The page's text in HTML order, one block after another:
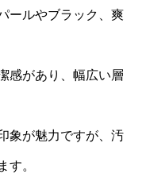
ールやブラック、爽
感があり、幅広い層
象が魅力ですが、汚
す。